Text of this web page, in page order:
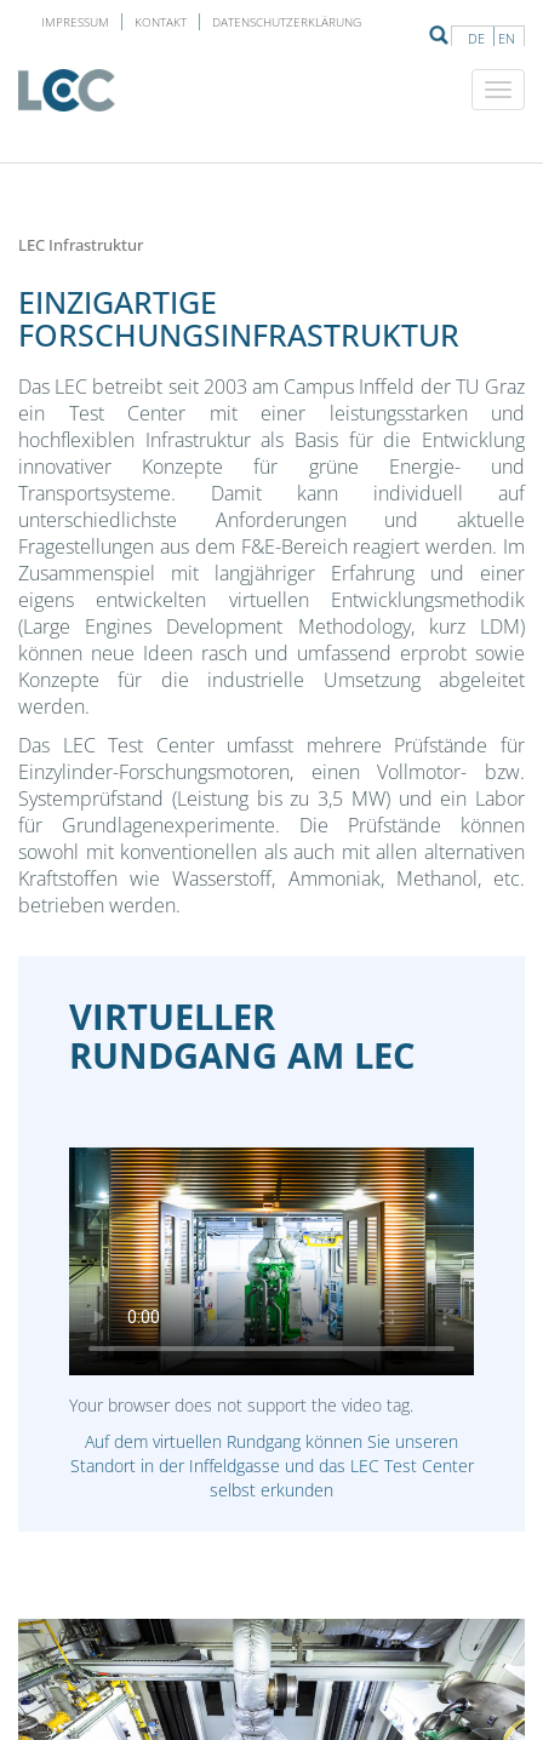
DE EN
IMPRESSUM KONTAKT DATENSCHUTZERKLÄRUNG
LEC Infrastruktur
EINZIGARTIGE
FORSCHUNGSINFRASTRUKTUR
Das LEC betreibt seit 2003 am Campus Inffeld der TU Graz
ein Test Center mit einer leistungsstarken und
hochflexiblen Infrastruktur als Basis für die Entwicklung
innovativer Konzepte für grüne Energie- und
Transportsysteme. Damit kann individuell auf
unterschiedlichste Anforderungen und aktuelle
Fragestellungen aus dem F&E-Bereich reagiert werden. Im
Zusammenspiel mit langjähriger Erfahrung und einer
eigens entwickelten virtuellen Entwicklungsmethodik
(Large Engines Development Methodology, kurz LDM)
können neue Ideen rasch und umfassend erprobt sowie
Konzepte für die industrielle Umsetzung abgeleitet
werden.
Das LEC Test Center umfasst mehrere Prüfstände für
Einzylinder-Forschungsmotoren, einen Vollmotor- bzw.
Systemprüfstand (Leistung bis zu 3,5 MW) und ein Labor
für Grundlagenexperimente. Die Prüfstände können
sowohl mit konventionellen als auch mit allen alternativen
Kraftstoffen wie Wasserstoff, Ammoniak, Methanol, etc.
betrieben werden.
VIRTUELLER
RUNDGANG AM LEC
Your browser does not support the video tag.
Auf dem virtuellen Rundgang können Sie unseren
Standort in der Inffeldgasse und das LEC Test Center
selbst erkunden